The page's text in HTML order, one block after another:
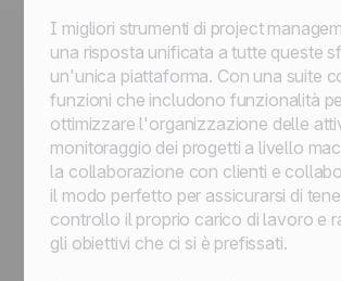
I migliori strumenti di project
una risposta unificata a tutte queste
un'unica piattaforma. Con una suite
funzioni che includono funzionalità
ottimizzare l'organizzazione delle
monitoraggio dei progetti a livello
la collaborazione con clienti e
il modo perfetto per assicurarsi di
controllo il proprio carico di lavoro e
gli obiettivi che ci si è prefissati.